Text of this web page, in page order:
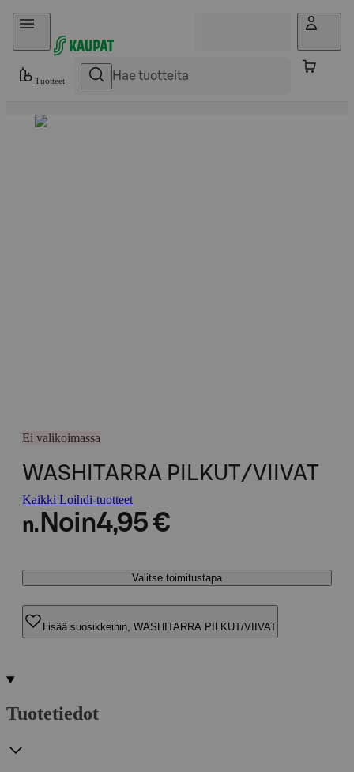
Hyppää sisältöön
Tuotteet
Ei valikoimassa
WASHITARRA PILKUT/VIIVAT
Kaikki Loihdi-tuotteet
n. Noin4,95 €
Valitse toimitustapa
Lisää suosikkeihin, WASHITARRA PILKUT/VIIVAT
Tuotetiedot